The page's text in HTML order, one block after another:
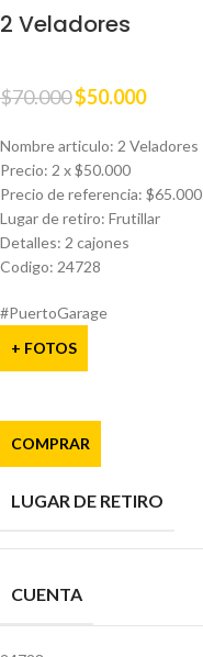
2 Veladores
$70.000$50.000
Nombre articulo: 2 Veladores
Precio: 2 x $50.000
Precio de referencia: $65.000
Lugar de retiro: Frutillar
Detalles: 2 cajones
Codigo: 24728
#PuertoGarage
+ FOTOS
COMPRAR
LUGAR DE RETIRO
CUENTA